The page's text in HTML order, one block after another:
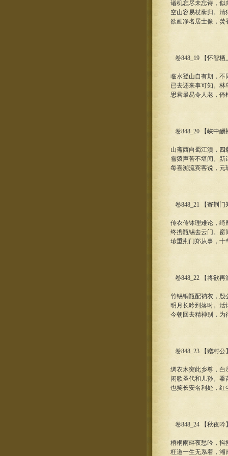
诸机忘尽未忘诗，似
空山容易杖藜归。清
欲画净名居士像，焚
卷848_19 【怀智栖
临水登山自有期，不
已去还来事可知。林
思君最易令人老，倚
卷848_20 【峡中酬
山斋西向蜀江濆，四
雪猿声苦不堪闻。新
每喜溯流宾客说，元
卷848_21 【寄荆门
传衣传钵理难论，绮
终携瓶锡去云门。窗
珍重荆门郑从事，十
卷848_22 【将欲
竹锡铜瓶配衲衣，殷
明月长吟到落时。活
今朝回去精神别，为
卷848_23 【赠村公
绸衣木突此乡尊，白
闲歌圣代和儿孙。黍
也笑长安名利处，红
卷848_24 【秋夜吟
梧桐雨畔夜愁吟，抖
枉道一生无系着，湘